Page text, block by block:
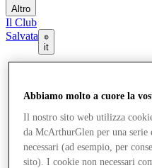
Altro
Il Club
Salvata
it
Pianifica la tua visita
Mangia e Bevi
Gift Card
Servizi
Com'è andata la tua
Abbiamo molto a cuore la
Il nostro sito web utilizza
da McArthurGlen per una
necessari (ad esempio, per
sito). I cookie non necessari